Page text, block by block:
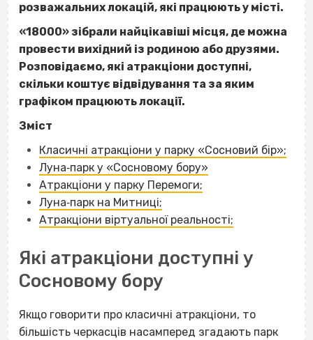
розважальних локацій, які працюють у місті.
«18000» зібрали найцікавіші місця, де можна
провести вихідний із родиною або друзями.
Розповідаємо, які атракціони доступні,
скільки коштує відвідування та за яким
графіком працюють локації.
Зміст
Класичні атракціони у парку «Сосновий бір»;
Луна‐парк у «Сосновому бору»
Атракціони у парку Перемоги;
Луна‐парк на Митниці;
Атракціони віртуальної реальності;
Які атракціони доступні у
Сосновому бору
Якщо говорити про класичні атракціони, то
більшість черкасців насамперед згадають парк